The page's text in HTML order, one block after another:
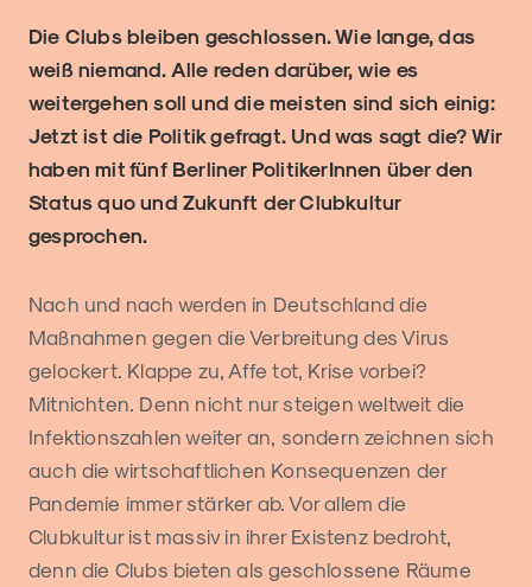
Die Clubs bleiben geschlossen. Wie lange, das
weiß niemand. Alle reden darüber, wie es
weitergehen soll und die meisten sind sich einig:
Jetzt ist die Politik gefragt. Und was sagt die? Wir
haben mit fünf Berliner PolitikerInnen über den
Status quo und Zukunft der Clubkultur
gesprochen.
Nach und nach werden in Deutschland die
Maßnahmen gegen die Verbreitung des Virus
gelockert. Klappe zu, Affe tot, Krise vorbei?
Mitnichten. Denn nicht nur steigen weltweit die
Infektionszahlen weiter an, sondern zeichnen sich
auch die wirtschaftlichen Konsequenzen der
Pandemie immer stärker ab. Vor allem die
Clubkultur ist massiv in ihrer Existenz bedroht,
denn die Clubs bieten als geschlossene Räume